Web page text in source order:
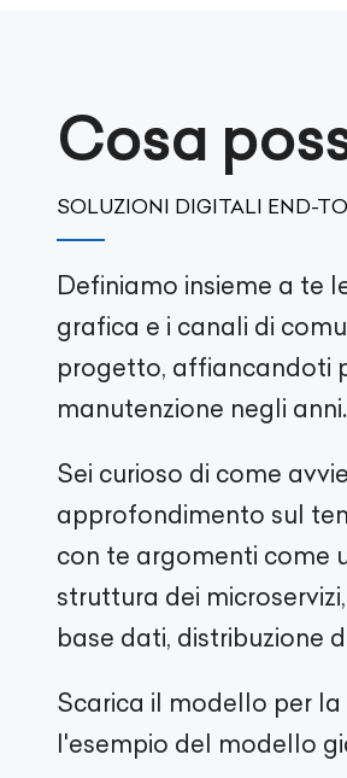
Cosa
SOLUZIONI DIGITALI END-
Definiamo insieme a te
grafica e i canali di
progetto, affiancandoti
manutenzione negli anni.
Sei curioso di come
approfondimento sul
con te argomenti come
struttura dei
base dati, distribuzione
Scarica il modello per
l'esempio del modello